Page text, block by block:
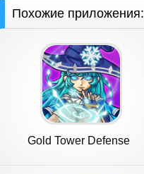
Похожие приложения:
Gold Tower Defense